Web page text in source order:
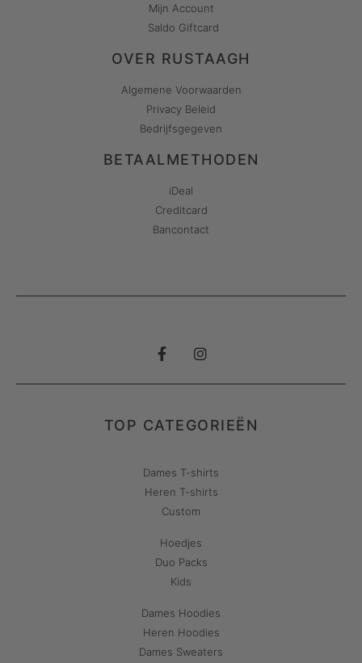
Mijn Account
Saldo Giftcard
OVER RUSTAAGH
Algemene Voorwaarden
Privacy Beleid
Bedrijfsgegeven
BETAALMETHODEN
iDeal
Creditcard
Bancontact
TOP CATEGORIEËN
Dames T-shirts
Heren T-shirts
Custom
Hoedjes
Duo Packs
Kids
Dames Hoodies
Heren Hoodies
Dames Sweaters